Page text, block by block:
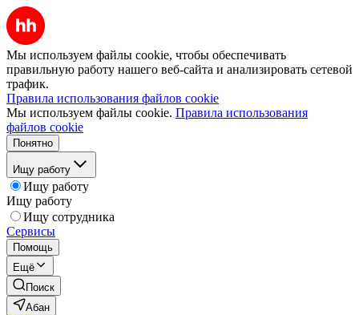
Мы используем файлы cookie, чтобы обеспечивать
правильную работу нашего веб-сайта и анализировать сетевой
трафик.
Правила использования файлов cookie
Мы используем файлы cookie. Правила использования
файлов cookie
Понятно
Ищу работу
Ищу работу
Ищу работу
Ищу сотрудника
Сервисы
Помощь
Ещё
Поиск
Абан